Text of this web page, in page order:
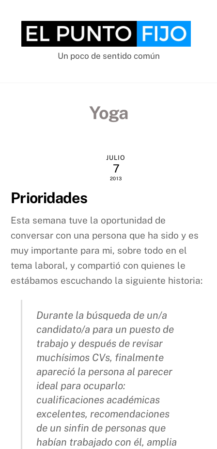
content
Un poco de sentido común
Yoga
JULIO
7
2013
Prioridades
Esta semana tuve la oportunidad de
conversar con una persona que ha sido y es
muy importante para mi, sobre todo en el
tema laboral, y compartió con quienes le
estábamos escuchando la siguiente historia:
Durante la búsqueda de un/a
candidato/a para un puesto de
trabajo y después de revisar
muchísimos CVs, finalmente
apareció la persona al parecer
ideal para ocuparlo:
cualificaciones académicas
excelentes, recomendaciones
de un sinfin de personas que
habían trabajado con él, amplia